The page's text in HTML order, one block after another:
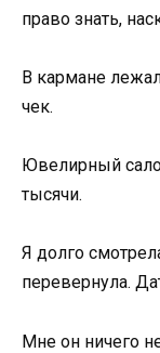
право знать,
В кармане
чек.
Ювелирный
тысячи.
Я долго
перевернула.
Мне он ничего